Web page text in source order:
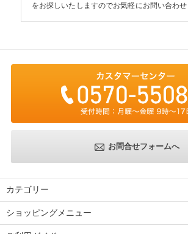
をお探しいたしますのでお気軽にお問い合わせ
お問合せフォームへ
カテゴリー
ショッピングメニュー